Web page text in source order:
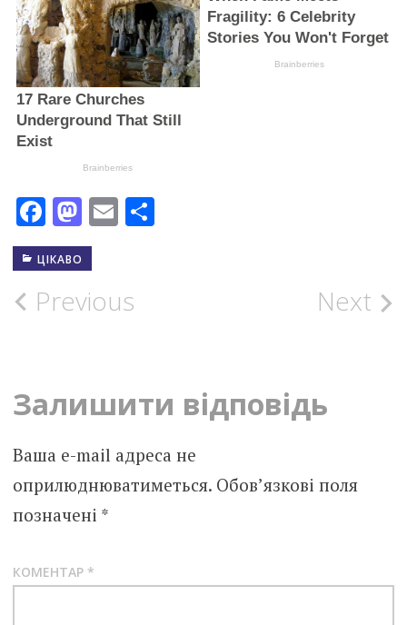
Facebook
Mastodon
EmailПоділитися
ЦІКАВО
Post
Previous Next
Залишити відповідь
Ваша e-mail адреса не
оприлюднюватиметься. Обов’язкові поля
позначені *
КОМЕНТАР *